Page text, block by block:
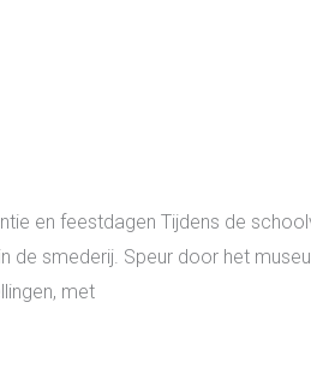
en feestdagen Tijdens de
de smederij. Speur door het
met